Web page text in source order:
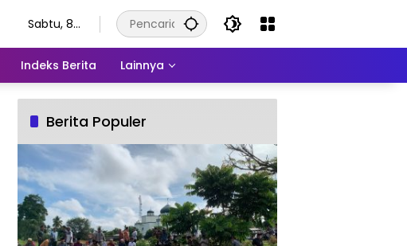
Sabtu, 8
2026
Indeks Berita Lainnya
Berita Populer